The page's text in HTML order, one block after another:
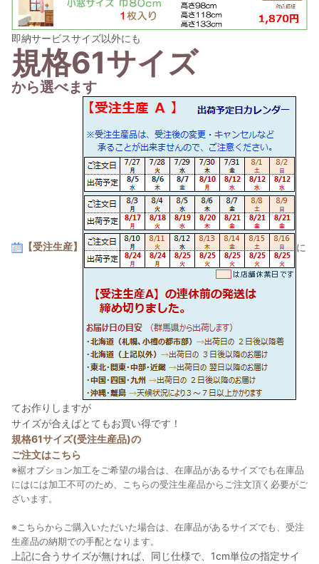
即納サービスサイズ以外にも
規格61サイズ
から選べます
【受注生産】 に
てお作りしますが
サイズが合えばとてもお買い得です！
規格61サイズ(受注生産品)の
ご注文はこちら
※裾オプション加工をご希望の場合は、在庫品があるサイズでも在庫品
にはには加工不可のため、こちらの受注生産品からご注文頂く必要がご
ざいます。
※こちらからご購入いただいた場合は、在庫品があるサイズでも、受注
生産品の納期での手配となります。
上記に合うサイズが無ければ、同じ仕様で、1cm単位の指定サイ